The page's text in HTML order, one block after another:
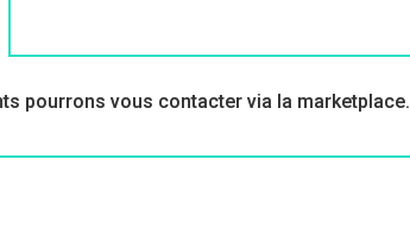
pourrons vous contacter via la marketplace.